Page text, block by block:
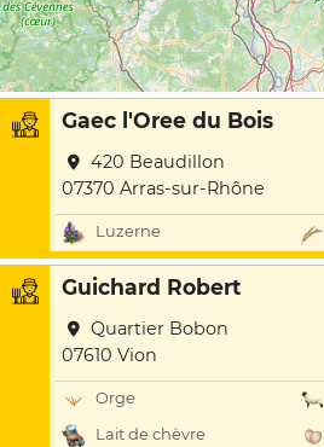
Gaec l'Oree du Bois
420 Beaudillon
07370 Arras-sur-Rhône
Luzerne
Guichard Robert
Quartier Bobon
07610 Vion
Orge
Lait de chèvre